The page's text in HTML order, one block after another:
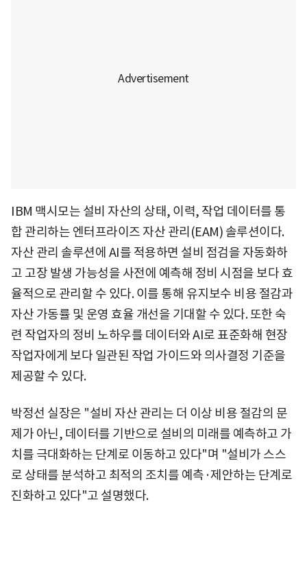
IBM 맥시모는 설비 자산의 상태, 이력, 작업 데이터를 통
합 관리하는 엔터프라이즈 자산 관리(EAM) 솔루션이다.
자산 관리 솔루션에 AI를 적용하면 설비 점검을 자동화하
고 고장 발생 가능성을 사전에 예측해 정비 시점을 보다 효
율적으로 관리할 수 있다. 이를 통해 유지보수 비용 절감과
자산 가동률 및 운영 효율 개선을 기대할 수 있다. 또한 숙
련 작업자의 정비 노하우를 데이터와 AI로 표준화해 현장
작업자에게 보다 일관된 작업 가이드와 의사결정 기준을
제공할 수 있다.
박정선 실장은 "설비 자산 관리는 더 이상 비용 절감의 문
제가 아닌, 데이터를 기반으로 설비의 미래를 예측하고 가
치를 극대화하는 단계로 이동하고 있다"며 "설비가 스스
로 상태를 분석하고 최적의 조치를 예측·제안하는 단계로
진화하고 있다"고 설명했다.